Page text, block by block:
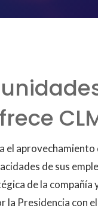
el aprovechamiento
de sus
de la compañía
la Presidencia con